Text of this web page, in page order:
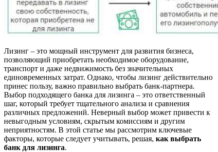
Лизинг – это мощный инструмент для развития бизнеса,
позволяющий приобретать необходимое оборудование,
транспорт и даже недвижимость без значительных
единовременных затрат. Однако, чтобы лизинг действительно
принес пользу, важно правильно выбрать банк-партнера.
Выбор подходящего банка для лизинга – это ответственный
шаг, который требует тщательного анализа и сравнения
различных предложений. Неверный выбор может привести к
невыгодным условиям, скрытым комиссиям и другим
неприятностям. В этой статье мы рассмотрим ключевые
факторы, которые следует учитывать, решая, как выбрать
банк для лизинга.